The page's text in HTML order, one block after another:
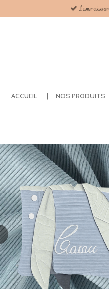
ACCUEIL NOS PRODUITS